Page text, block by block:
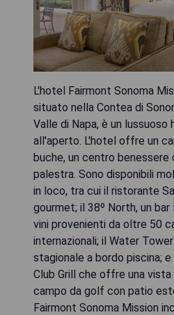
L'hotel Fairmont Sonoma
situato nella Contea di
Valle di Napa, è un
all'aperto. L'hotel offre un
buche, un centro benessere
palestra. Sono disponibili
in loco, tra cui il ristorante
gourmet; il 38º North, un
vini provenienti da oltre 50
internazionali; il Water
stagionale a bordo piscina;
Club Grill che offre una vista
campo da golf con patio
Fairmont Sonoma Mission